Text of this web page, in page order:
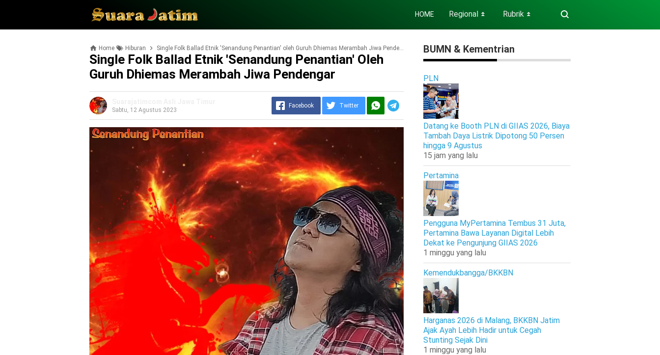
HOME Regional ⏬ Rubrik ⏬
Home Hiburan Single Folk Ballad Etnik 'Senandung Penantian' oleh Guruh Dhiemas Merambah Jiwa Pendengar
Single Folk Ballad Etnik 'Senandung Penantian' Oleh
Guruh Dhiemas Merambah Jiwa Pendengar
Sabtu, 12 Agustus 2023
Facebook Twitter
BUMN & Kementrian
PLN
Datang ke Booth PLN di GIIAS 2026, Biaya
Tambah Daya Listrik Dipotong 50 Persen
hingga 9 Agustus
15 jam yang lalu
Pertamina
Pengguna MyPertamina Tembus 31 Juta,
Pertamina Bawa Layanan Digital Lebih
Dekat ke Pengunjung GIIAS 2026
1 minggu yang lalu
Kemendukbangga/BKKBN
Harganas 2026 di Malang, BKKBN Jatim
Ajak Ayah Lebih Hadir untuk Cegah
Stunting Sejak Dini
1 minggu yang lalu